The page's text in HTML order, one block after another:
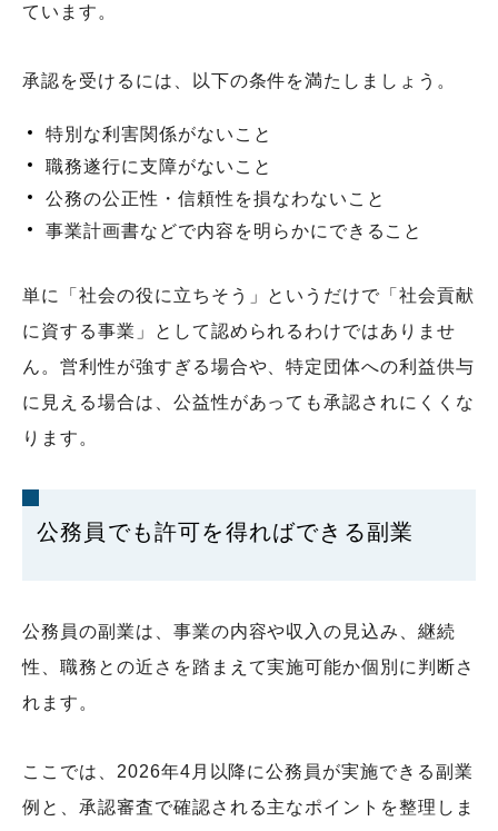
ています。
承認を受けるには、以下の条件を満たしましょう。
特別な利害関係がないこと
職務遂行に支障がないこと
公務の公正性・信頼性を損なわないこと
事業計画書などで内容を明らかにできること
単に「社会の役に立ちそう」というだけで「社会貢献
に資する事業」として認められるわけではありませ
ん。営利性が強すぎる場合や、特定団体への利益供与
に見える場合は、公益性があっても承認されにくくな
ります。
公務員でも許可を得ればできる副業
公務員の副業は、事業の内容や収入の見込み、継続
性、職務との近さを踏まえて実施可能か個別に判断さ
れます。
ここでは、2026年4月以降に公務員が実施できる副業
例と、承認審査で確認される主なポイントを整理しま